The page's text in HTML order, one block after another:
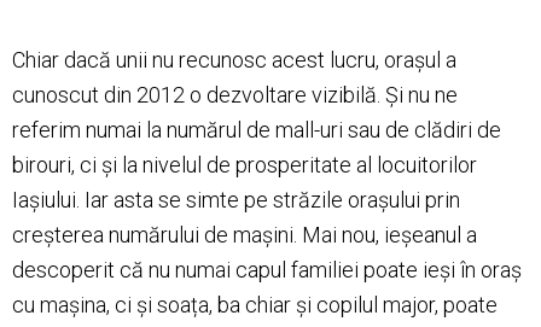
Chiar dacă unii nu recunosc acest lucru, orașul a
cunoscut din 2012 o dezvoltare vizibilă. Și nu ne
referim numai la numărul de mall-uri sau de clădiri de
birouri, ci și la nivelul de prosperitate al locuitorilor
Iașiului. Iar asta se simte pe străzile orașului prin
creșterea numărului de mașini. Mai nou, ieșeanul a
descoperit că nu numai capul familiei poate ieși în oraș
cu mașina, ci și soața, ba chiar și copilul major, poate